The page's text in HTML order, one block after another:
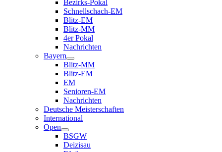
Bezirks-Pokal
Schnellschach-EM
Blitz-EM
Blitz-MM
4er Pokal
Nachrichten
Bayern
Blitz-MM
Blitz-EM
EM
Senioren-EM
Nachrichten
Deutsche Meisterschaften
International
Open
BSGW
Deizisau